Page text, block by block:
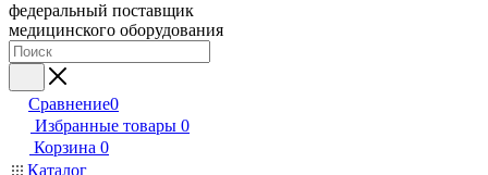
федеральный поставщик
медицинского оборудования
Сравнение0
Избранные товары 0
Корзина 0
Каталог